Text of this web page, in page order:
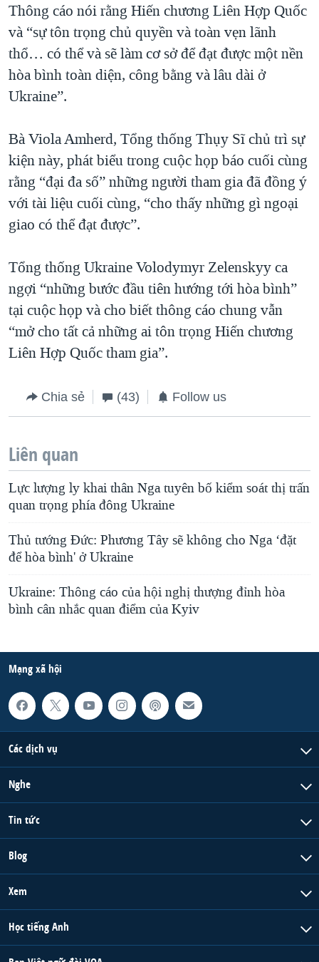
Thông cáo nói rằng Hiến chương Liên Hợp Quốc
và “sự tôn trọng chủ quyền và toàn vẹn lãnh
thổ… có thể và sẽ làm cơ sở để đạt được một nền
hòa bình toàn diện, công bằng và lâu dài ở
Ukraine”.
Bà Viola Amherd, Tổng thống Thụy Sĩ chủ trì sự
kiện này, phát biểu trong cuộc họp báo cuối cùng
rằng “đại đa số” những người tham gia đã đồng ý
với tài liệu cuối cùng, “cho thấy những gì ngoại
giao có thể đạt được”.
Tổng thống Ukraine Volodymyr Zelenskyy ca
ngợi “những bước đầu tiên hướng tới hòa bình”
tại cuộc họp và cho biết thông cáo chung vẫn
“mở cho tất cả những ai tôn trọng Hiến chương
Liên Hợp Quốc tham gia”.
Chia sẻ (43) Follow us
Liên quan
Lực lượng ly khai thân Nga tuyên bố kiểm soát thị trấn
quan trọng phía đông Ukraine
Thủ tướng Đức: Phương Tây sẽ không cho Nga ‘đặt
để hòa bình' ở Ukraine
Ukraine: Thông cáo của hội nghị thượng đỉnh hòa
bình cân nhắc quan điểm của Kyiv
Mạng xã hội
Các dịch vụ
Nghe
Tin tức
Blog
Xem
Học tiếng Anh